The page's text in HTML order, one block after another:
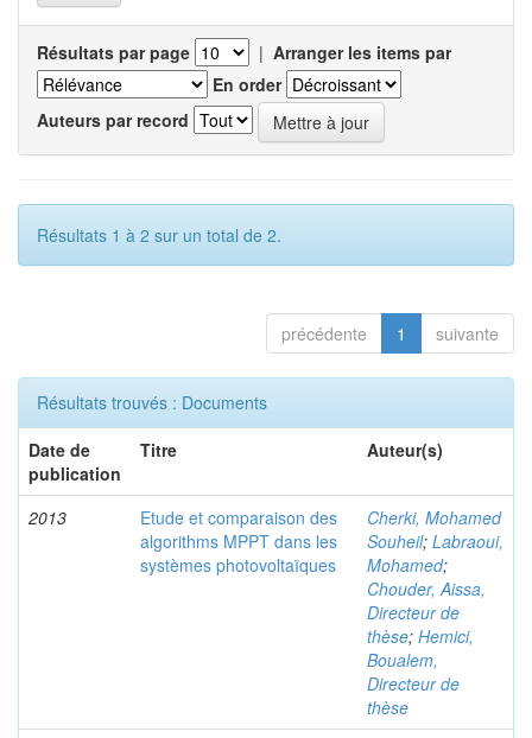
Résultats par page | Arranger les items par
En order
Auteurs par record
Résultats 1 à 2 sur un total de 2.
précédente 1 suivante
Résultats trouvés : Documents
Date de
publication
Titre Auteur(s)
2013
Etude et comparaison des
algorithms MPPT dans les
systèmes photovoltaïques
Cherki, Mohamed
Souheil; Labraoui,
Mohamed;
Chouder, Aissa,
Directeur de
thèse; Hemici,
Boualem,
Directeur de
thèse